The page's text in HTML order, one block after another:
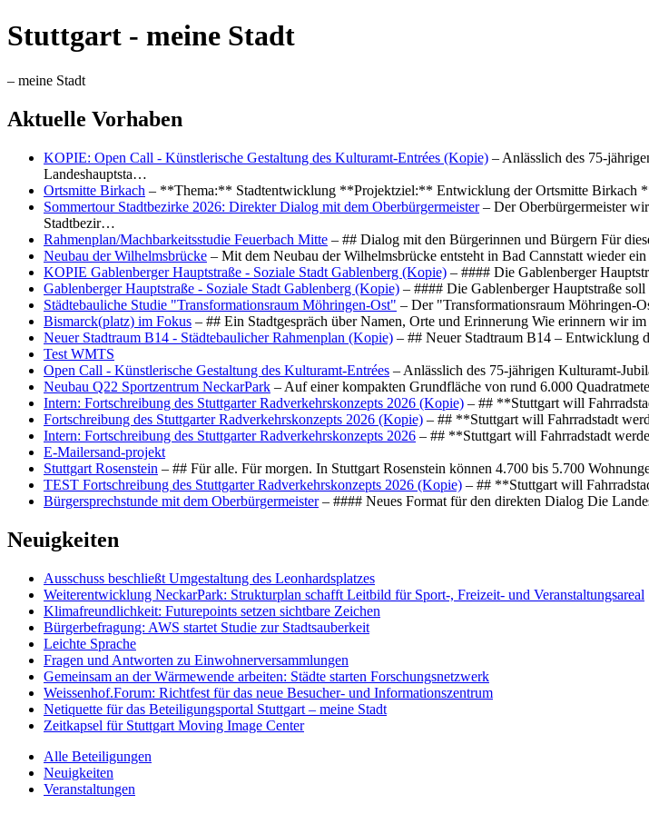
Stuttgart - meine Stadt
– meine Stadt
Aktuelle Vorhaben
KOPIE: Open Call - Künstlerische Gestaltung des Kulturamt-Entrées (Kopie) – Anlässlich des 75-
Landeshauptsta…
Ortsmitte Birkach – **Thema:** Stadtentwicklung **Projektziel:** Entwicklung der Ortsmitte
Sommertour Stadtbezirke 2026: Direkter Dialog mit dem Oberbürgermeister– Der Oberbürgermeister
Stadtbezir…
Rahmenplan/Machbarkeitsstudie Feuerbach Mitte – ## Dialog mit den Bürgerinnen und Bürgern Für
Neubau der Wilhelmsbrücke – Mit dem Neubau der Wilhelmsbrücke entsteht in Bad Cannstatt wieder
KOPIE Gablenberger Hauptstraße - Soziale Stadt Gablenberg (Kopie) – #### Die Gablenberger
Gablenberger Hauptstraße - Soziale Stadt Gablenberg (Kopie) – #### Die Gablenberger Hauptstraße
Städtebauliche Studie "Transformationsraum Möhringen-Ost" – Der "Transformationsraum Möhringen-
Bismarck(platz) im Fokus – ## Ein Stadtgespräch über Namen, Orte und Erinnerung Wie erinnern wir
Neuer Stadtraum B14 - Städtebaulicher Rahmenplan (Kopie) – ## Neuer Stadtraum B14 – Entwicklung
Test WMTS
Open Call - Künstlerische Gestaltung des Kulturamt-Entrées – Anlässlich des 75-jährigen Kulturamt-
Neubau Q22 Sportzentrum NeckarPark – Auf einer kompakten Grundfläche von rund 6.000
Intern: Fortschreibung des Stuttgarter Radverkehrskonzepts 2026 (Kopie) – ## **Stuttgart will
Fortschreibung des Stuttgarter Radverkehrskonzepts 2026 (Kopie) – ## **Stuttgart will Fahrradstadt
Intern: Fortschreibung des Stuttgarter Radverkehrskonzepts 2026 – ## **Stuttgart will Fahrradstadt
E-Mailersand-projekt
Stuttgart Rosenstein – ## Für alle. Für morgen. In Stuttgart Rosenstein können 4.700 bis 5.700
TEST Fortschreibung des Stuttgarter Radverkehrskonzepts 2026 (Kopie) – ## **Stuttgart will
Bürgersprechstunde mit dem Oberbürgermeister– #### Neues Format für den direkten Dialog Die
Neuigkeiten
Ausschuss beschließt Umgestaltung des Leonhards­platzes
Weiterentwicklung NeckarPark: Strukturplan schafft Leitbild für Sport-, Freizeit- und Veranstaltungsareal
Klimafreundlichkeit: Futurepoints setzen sichtbare Zeichen
Bürgerbefragung: AWS startet Studie zur Stadtsauberkeit
Leichte Sprache
Fragen und Antworten zu Einwohnerversammlungen
Gemeinsam an der Wärmewende arbeiten: Städte starten Forschungsnetzwerk
Weissenhof.Forum: Richtfest für das neue Besucher- und Informationszentrum
Netiquette für das Beteiligungsportal Stuttgart – meine Stadt
Zeitkapsel für Stuttgart Moving Image Center
Alle Beteiligungen
Neuigkeiten
Veranstaltungen